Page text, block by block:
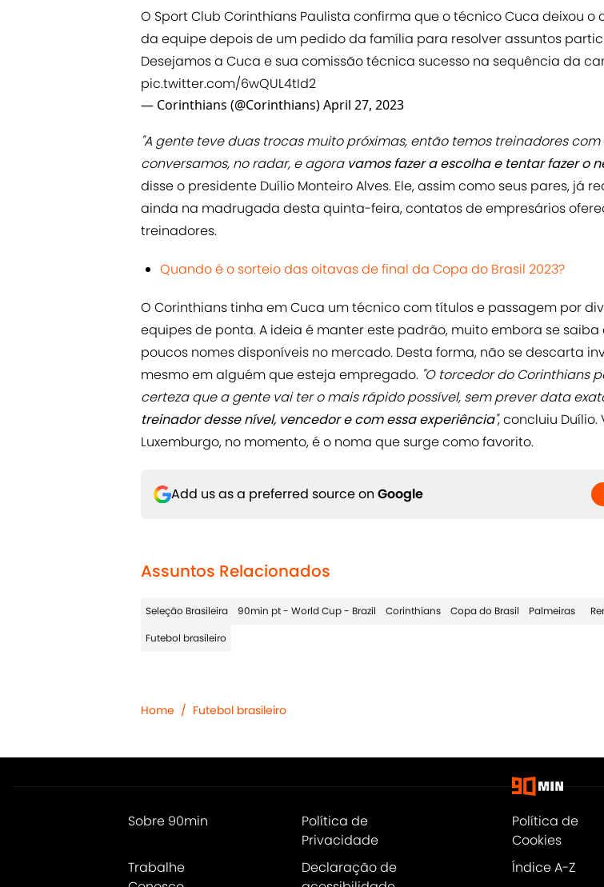
O Sport Club Corinthians Paulista confirma que o técnico Cuca deixou o
da equipe depois de um pedido da família para resolver assuntos
Desejamos a Cuca e sua comissão técnica sucesso na sequência da
pic.twitter.com/6wQUL4tId2
— Corinthians (@Corinthians)April 27, 2023
"A gente teve duas trocas muito próximas, então temos treinadores
conversamos, no radar, e agora vamos fazer a escolha e tentar fazer o
disse o presidente Duílio Monteiro Alves. Ele, assim como seus pares, já
ainda na madrugada desta quinta-feira, contatos de empresários
treinadores.
Quando é o sorteio das oitavas de final da Copa do Brasil 2023?
O Corinthians tinha em Cuca um técnico com títulos e passagem por
equipes de ponta. A ideia é manter este padrão, muito embora se saiba
poucos nomes disponíveis no mercado. Desta forma, não se descarta
mesmo em alguém que esteja empregado. "O torcedor do Corinthians
certeza que a gente vai ter o mais rápido possível, sem prever data
treinador desse nível, vencedor e com essa experiência", concluiu Duílio.
Luxemburgo, no momento, é o noma que surge como favorito.
Add us as a preferred source on Google
Assuntos Relacionados
Seleção Brasileira 90min pt - World Cup - Brazil Corinthians Copa do Brasil Palmeiras
Futebol brasileiro
Home / Futebol brasileiro
Sobre 90min
Política de
Privacidade
Política de
Cookies
Trabalhe
Declaração de
Índice A-Z